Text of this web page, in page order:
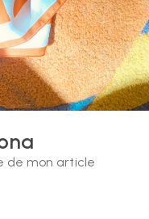
de mon article